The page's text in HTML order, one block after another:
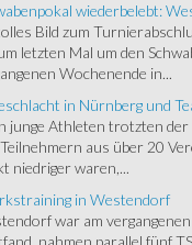
wiederbelebt:
Bild zum
letzten Mal um den
Wochenende in...
in Nürnberg und
junge Athleten trotzten der
aus über 20
niedriger waren,...
in Westendorf
war am
nahmen parallel fünf